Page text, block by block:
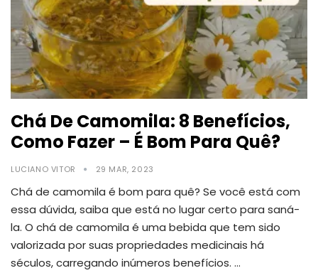
Chá De Camomila: 8 Benefícios,
Como Fazer – É Bom Para Quê?
LUCIANO VITOR 29 MAR, 2023
Chá de camomila é bom para quê? Se você está com
essa dúvida, saiba que está no lugar certo para saná-
la. O chá de camomila é uma bebida que tem sido
valorizada por suas propriedades medicinais há
séculos, carregando inúmeros benefícios. …